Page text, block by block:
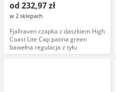
od 232,97 zł
w 2 sklepach
Fjallraven czapka z daszkiem High
Coast Lite Cap patina green
bawełna regulacja z tyłu